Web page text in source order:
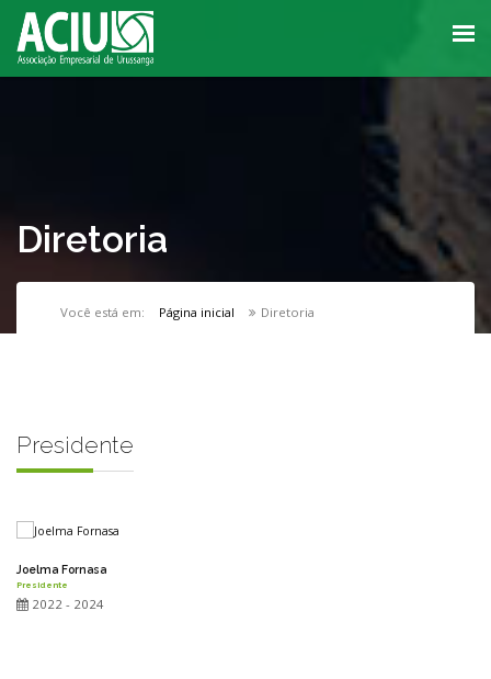
Diretoria
Você está em: Página inicial Diretoria
Presidente
Joelma Fornasa
Presidente
2022 - 2024